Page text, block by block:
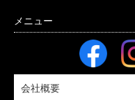
会社概要